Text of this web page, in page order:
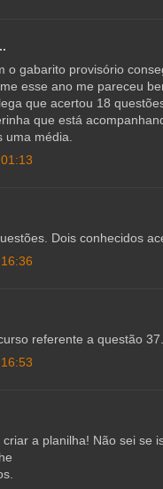
o gabarito provisório
esse ano me pareceu
que acertou 18
que está
uma média.
Dois conhecidos
referente a questão
a planilha! Não sei se